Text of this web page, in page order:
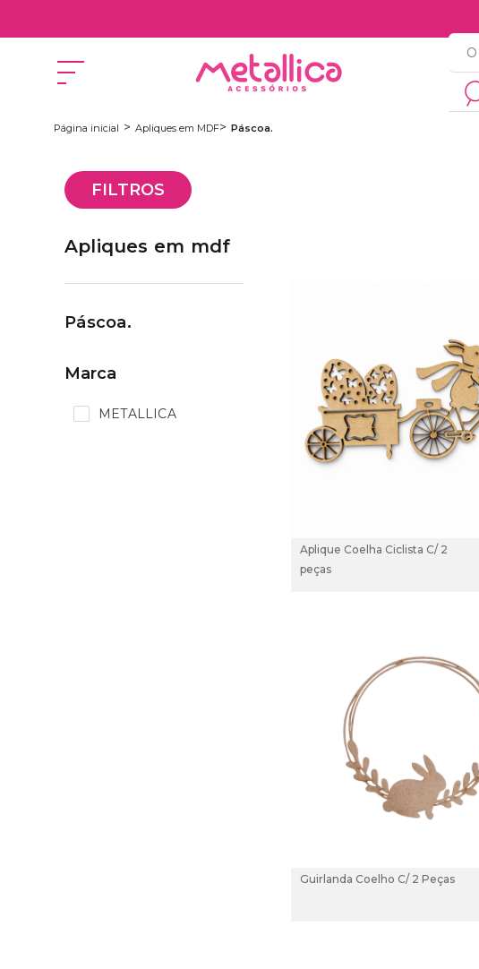
Página inicial Apliques em MDF Páscoa.
FILTROS
apliques em mdf
Páscoa.
Marca
METALLICA
Aplique Coelha Ciclista C/ 2
peças
Guirlanda Coelho C/ 2 Peças